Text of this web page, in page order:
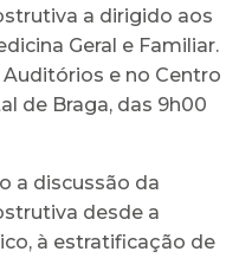
a dirigido aos
Geral e Familiar.
e no Centro
de Braga, das 9h00
a discussão da
desde a
à estratificação de